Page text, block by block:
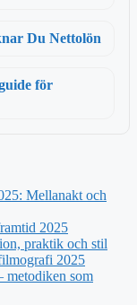
Du Nettolön
för
Mellanakt och
2025
praktik och stil
2025
metodiken som